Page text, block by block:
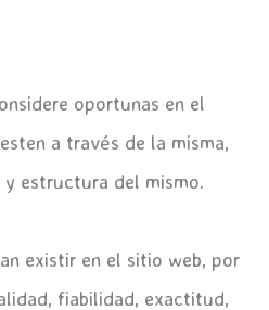
oportunas en el
a través de la misma,
estructura del mismo.
existir en el sitio web, por
fiabilidad, exactitud,